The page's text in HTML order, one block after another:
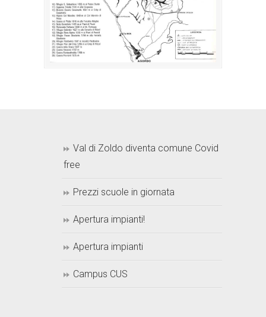
Val di Zoldo diventa comune Covid
free
Prezzi scuole in giornata
Apertura impianti!
Apertura impianti
Campus CUS